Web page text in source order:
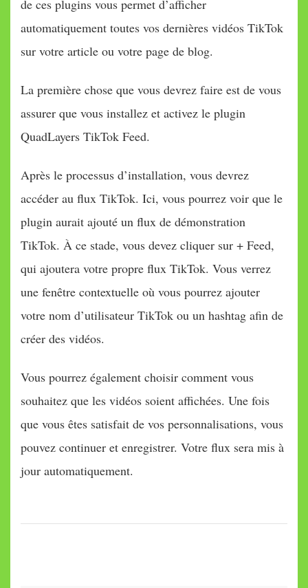
de ces plugins vous permet d’afficher
automatiquement toutes vos dernières vidéos TikTok
sur votre article ou votre page de blog.
La première chose que vous devrez faire est de vous
assurer que vous installez et activez le plugin
QuadLayers TikTok Feed.
Après le processus d’installation, vous devrez
accéder au flux TikTok. Ici, vous pourrez voir que le
plugin aurait ajouté un flux de démonstration
TikTok. À ce stade, vous devez cliquer sur + Feed,
qui ajoutera votre propre flux TikTok. Vous verrez
une fenêtre contextuelle où vous pourrez ajouter
votre nom d’utilisateur TikTok ou un hashtag afin de
créer des vidéos.
Vous pourrez également choisir comment vous
souhaitez que les vidéos soient affichées. Une fois
que vous êtes satisfait de vos personnalisations, vous
pouvez continuer et enregistrer. Votre flux sera mis à
jour automatiquement.